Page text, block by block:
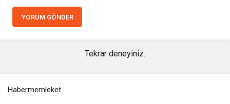
YORUM GÖNDER
Tekrar deneyiniz.
Habermemleket